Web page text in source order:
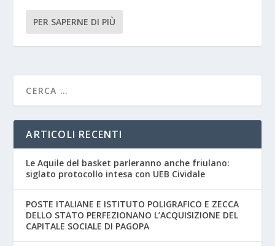
PER SAPERNE DI PIÙ
ARTICOLI RECENTI
Le Aquile del basket parleranno anche friulano:
siglato protocollo intesa con UEB Cividale
POSTE ITALIANE E ISTITUTO POLIGRAFICO E ZECCA
DELLO STATO PERFEZIONANO L’ACQUISIZIONE DEL
CAPITALE SOCIALE DI PAGOPA